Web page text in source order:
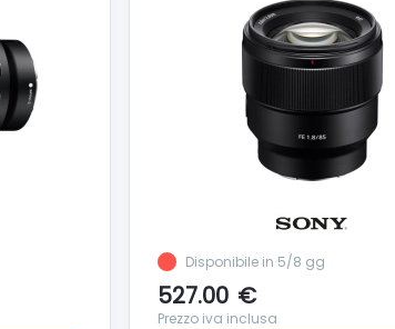
Disponibile in 5/8 gg
527.00 €
Prezzo iva inclusa